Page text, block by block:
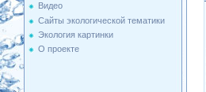
Видео
Сайты экологической тематики
Экология картинки
О проекте